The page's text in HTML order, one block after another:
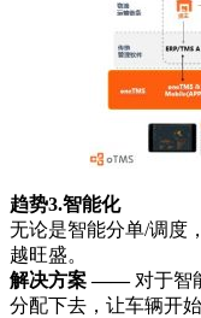
趋势3.智能化
无论是智能分单/调度
越旺盛。
解决方案 —— 对于智
分配下去，让车辆开